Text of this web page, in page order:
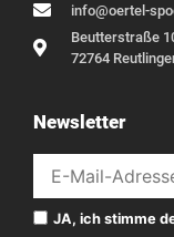
info@oertel-
Beutterstraße
72764
Newsletter
JA, ich stimme